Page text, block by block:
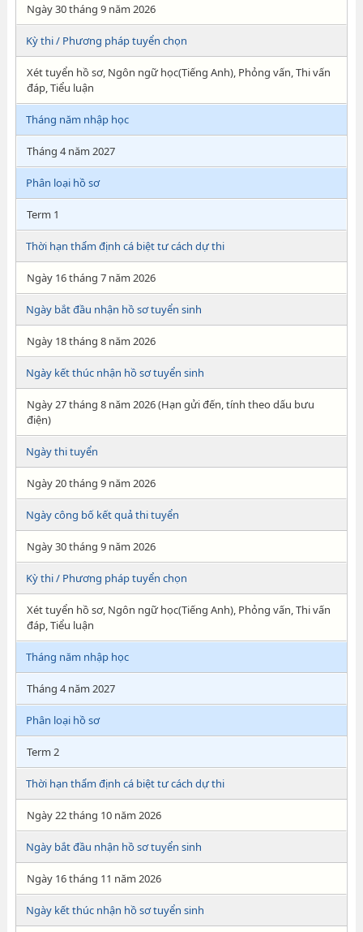
Ngày 30 tháng 9 năm 2026
Kỳ thi / Phương pháp tuyển chọn
Xét tuyển hồ sơ, Ngôn ngữ học(Tiếng Anh), Phỏng vấn, Thi vấn
đáp, Tiểu luận
Tháng năm nhập học
Tháng 4 năm 2027
Phân loại hồ sơ
Term 1
Thời hạn thẩm định cá biệt tư cách dự thi
Ngày 16 tháng 7 năm 2026
Ngày bắt đầu nhận hồ sơ tuyển sinh
Ngày 18 tháng 8 năm 2026
Ngày kết thúc nhận hồ sơ tuyển sinh
Ngày 27 tháng 8 năm 2026 (Hạn gửi đến, tính theo dấu bưu
điện)
Ngày thi tuyển
Ngày 20 tháng 9 năm 2026
Ngày công bố kết quả thi tuyển
Ngày 30 tháng 9 năm 2026
Kỳ thi / Phương pháp tuyển chọn
Xét tuyển hồ sơ, Ngôn ngữ học(Tiếng Anh), Phỏng vấn, Thi vấn
đáp, Tiểu luận
Tháng năm nhập học
Tháng 4 năm 2027
Phân loại hồ sơ
Term 2
Thời hạn thẩm định cá biệt tư cách dự thi
Ngày 22 tháng 10 năm 2026
Ngày bắt đầu nhận hồ sơ tuyển sinh
Ngày 16 tháng 11 năm 2026
Ngày kết thúc nhận hồ sơ tuyển sinh